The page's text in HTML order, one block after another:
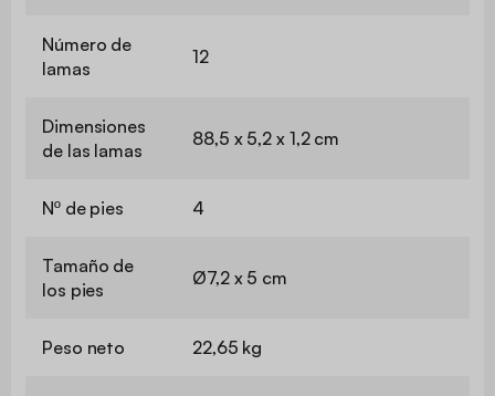
Número de
lamas
12
Dimensiones
de las lamas
88,5 x 5,2 x 1,2 cm
Nº de pies 4
Tamaño de
los pies
Ø7,2 x 5 cm
Peso neto 22,65 kg